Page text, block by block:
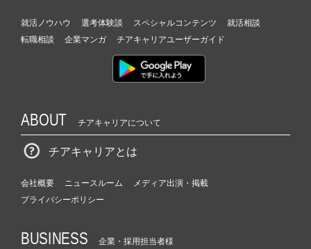
就活ノウハウ 選考体験談 スペシャルコンテンツ
就活相談
転職相談
企業マンガ チアキャリアユーザーガイド
ABOUT チアキャリアについて
チアキャリアとは
会社概要 ニュースルーム
メディア出演・掲載
プライバシーポリシー
BUSINESS 企業・採用担当者様